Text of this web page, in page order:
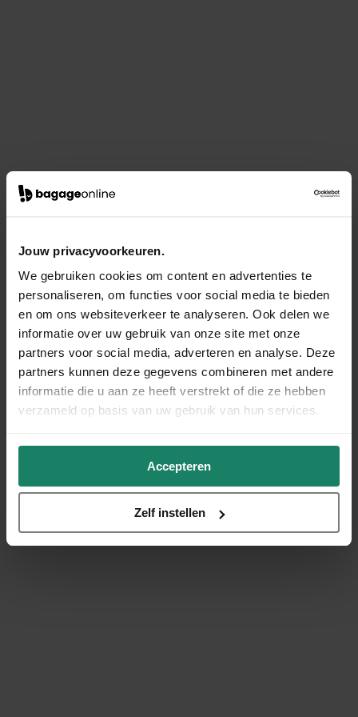
Jouw privacyvoorkeuren.
We gebruiken cookies om content en advertenties te
personaliseren, om functies voor social media te bieden
en om ons websiteverkeer te analyseren. Ook delen we
informatie over uw gebruik van onze site met onze
partners voor social media, adverteren en analyse. Deze
partners kunnen deze gegevens combineren met andere
informatie die u aan ze heeft verstrekt of die ze hebben
verzameld op basis van uw gebruik van hun services.
Accepteren
Zelf instellen